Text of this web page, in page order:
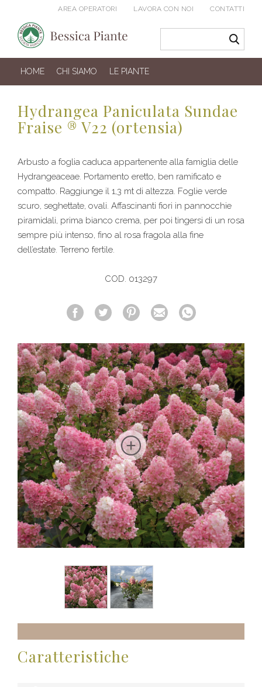
AREA OPERATORI LAVORA CON NOI CONTATTI
HOME CHI SIAMO LE PIANTE
Hydrangea Paniculata Sundae
Fraise ® V22 (ortensia)
Arbusto a foglia caduca appartenente alla famiglia delle
Hydrangeaceae. Portamento eretto, ben ramificato e
compatto. Raggiunge il 1,3 mt di altezza. Foglie verde
scuro, seghettate, ovali. Affascinanti fiori in pannocchie
piramidali, prima bianco crema, per poi tingersi di un rosa
sempre più intenso, fino al rosa fragola alla fine
dell’estate. Terreno fertile.
COD. 013297
Caratteristiche